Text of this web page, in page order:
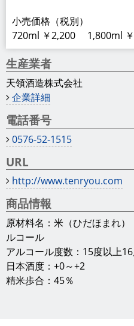
小売価格（税別）
720ml ￥2,200 1,800ml
生産業者
天領酒造株式会社
企業詳細
電話番号
0576-52-1515
URL
http://www.tenryou.com
商品情報
原材料名：米（ひだほまれ
ルコール
アルコール度数：15度以上
日本酒度：+0～+2
精米歩合：45％